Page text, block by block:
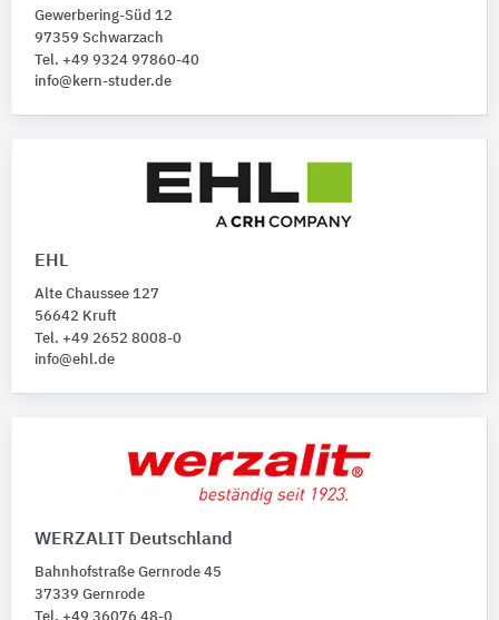
Gewerbering-Süd 12
97359 Schwarzach
Tel. +49 9324 97860-40
info@kern-studer.de
EHL
Alte Chaussee 127
56642 Kruft
Tel. +49 2652 8008-0
info@ehl.de
WERZALIT Deutschland
Bahnhofstraße Gernrode 45
37339 Gernrode